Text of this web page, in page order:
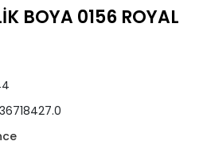
BOYA 0156 ROYAL